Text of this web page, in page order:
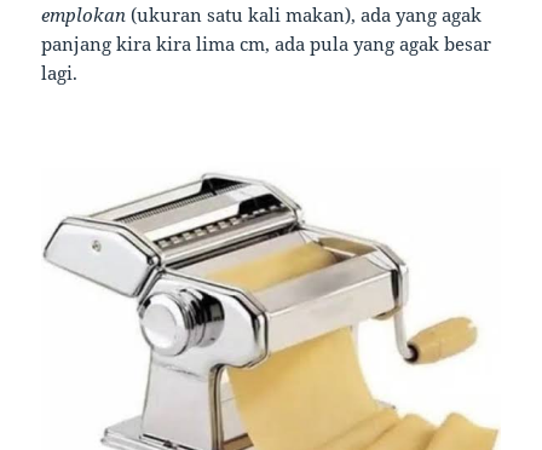
emplokan (ukuran satu kali makan), ada yang agak
panjang kira kira lima cm, ada pula yang agak besar
lagi.